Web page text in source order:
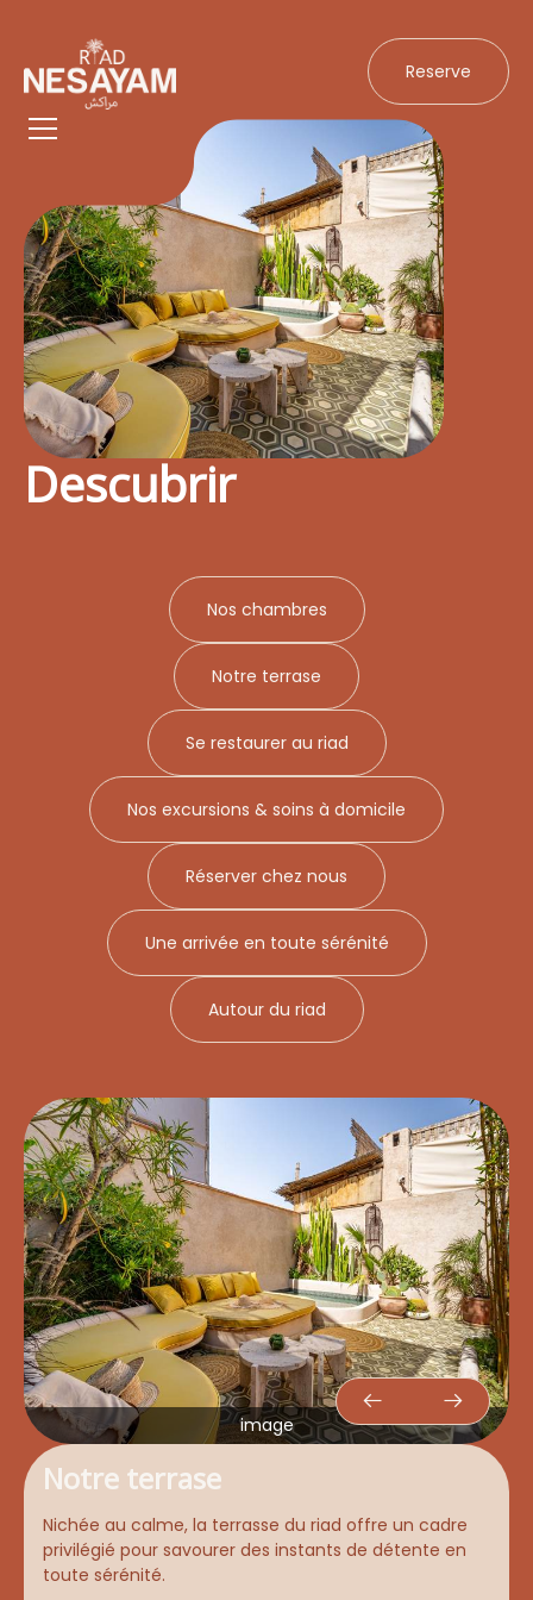
Reserve
Descubrir
Nos chambres
Notre terrase
Se restaurer au riad
Nos excursions & soins à domicile
Réserver chez nous
Une arrivée en toute sérénité
Autour du riad
image
Notre terrase
Nichée au calme, la terrasse du riad offre un cadre
privilégié pour savourer des instants de détente en
toute sérénité.